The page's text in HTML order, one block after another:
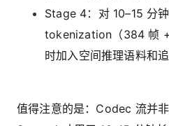
Stage 4：对 10–15 分
tokenization（384 帧
时加入空间推理语料和
值得注意的是：Codec 流并